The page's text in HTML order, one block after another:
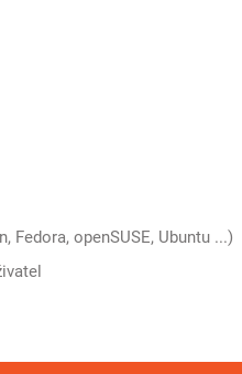
Fedora, openSUSE, Ubuntu ...)